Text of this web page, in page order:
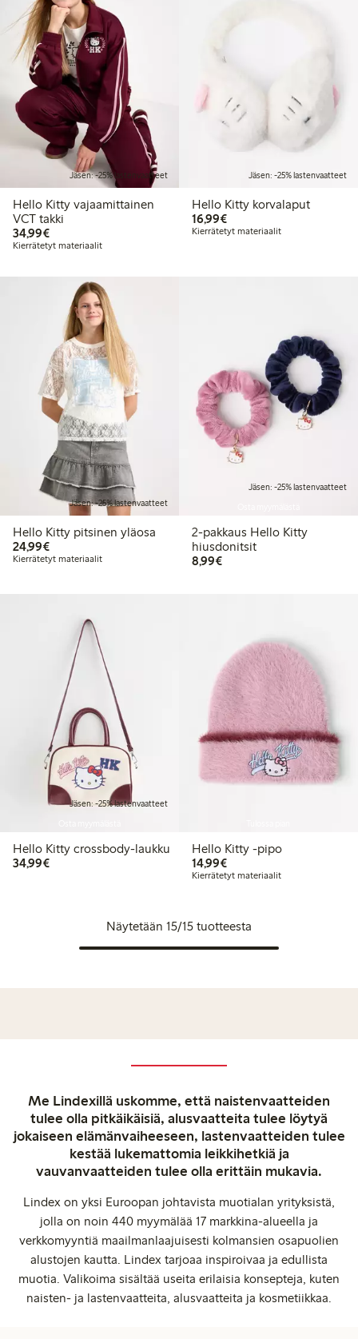
Jäsen: -25% lastenvaatteet
Hello Kitty vajaamittainen
VCT takki
34,99€34,99 €
Kierrätetyt materiaalit
Jäsen: -25% lastenvaatteet
Hello Kitty korvalaput
16,99€16,99 €
Kierrätetyt materiaalit
Jäsen: -25% lastenvaatteet
Hello Kitty pitsinen yläosa
24,99€24,99 €
Kierrätetyt materiaalit
Jäsen: -25% lastenvaatteet
2-pakkaus Hello Kitty
hiusdonitsit
8,99€8,99 €
Jäsen: -25% lastenvaatteet
Hello Kitty crossbody-laukku
34,99€34,99 €
Hello Kitty -pipo
14,99€14,99 €
Kierrätetyt materiaalit
Näytetään 15/15 tuotteesta
Me Lindexillä uskomme, että naistenvaatteiden
tulee olla pitkäikäisiä, alusvaatteita tulee löytyä
jokaiseen elämänvaiheeseen, lastenvaatteiden tulee
kestää lukemattomia leikkihetkiä ja
vauvanvaatteiden tulee olla erittäin mukavia.
Lindex on yksi Euroopan johtavista muotialan yrityksistä,
jolla on noin 440 myymälää 17 markkina-alueella ja
verkkomyyntiä maailmanlaajuisesti kolmansien osapuolien
alustojen kautta. Lindex tarjoaa inspiroivaa ja edullista
muotia. Valikoima sisältää useita erilaisia konsepteja, kuten
naisten- ja lastenvaatteita, alusvaatteita ja kosmetiikkaa.